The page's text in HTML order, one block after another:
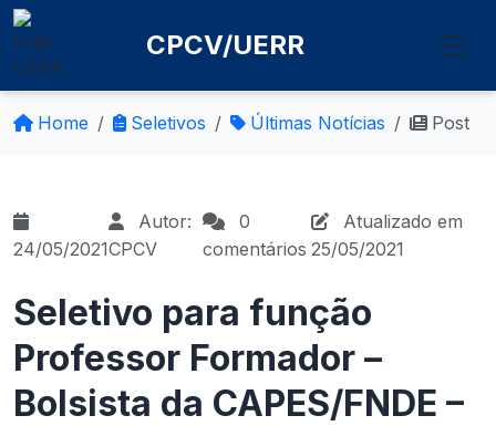
CPCV/UERR
Home Seletivos Últimas Notícias Post
24/05/2021
Autor:
CPCV
0
comentários
Atualizado em
25/05/2021
Seletivo para função
Professor Formador –
Bolsista da CAPES/FNDE –